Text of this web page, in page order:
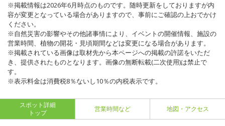
※掲載情報は2026年6月時点のものです。随時更新をしておりますが内
容が変更となっている場合がありますので、事前にご確認の上おでかけ
ください。
※自然災害の影響やその他諸事情により、イベントの開催情報、施設の
営業時間、植物の開花・見頃期間などは変更になる場合があります。
※掲載されている画像は取材先から本ページへの掲載の許諾をいただ
き、提供されたものとなります。画像の無断転載(二次使用)は禁止で
す。
※表示料金は消費税8％ないし10％の内税表示です。
スポット詳細
トップ
営業時間など 地図・アクセス